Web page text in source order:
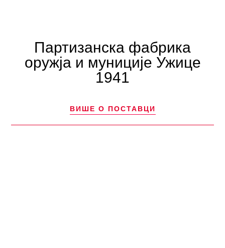
Партизанска фабрика
оружја и муниције Ужице
1941
ВИШЕ О ПОСТАВЦИ